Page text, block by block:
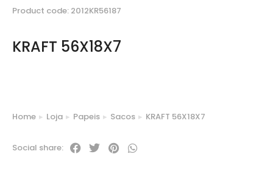
Product code: 2012KR56187
KRAFT 56X18X7
You are here:
Home Loja Papeis Sacos KRAFT 56X18X7
Social share: